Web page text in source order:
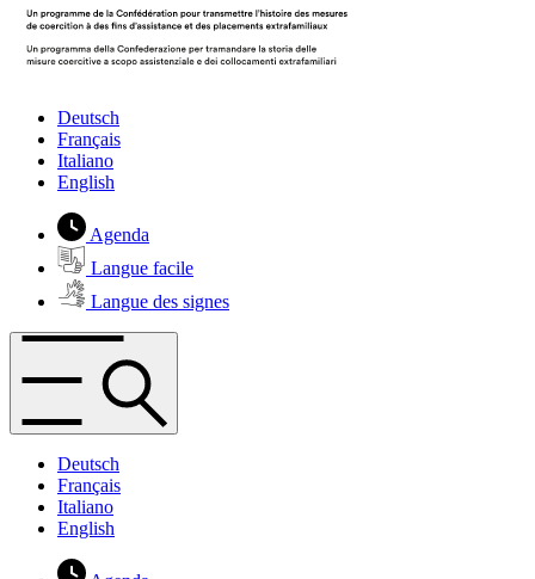
Deutsch
Français
Italiano
English
Agenda
Langue facile
Langue des signes
Deutsch
Français
Italiano
English